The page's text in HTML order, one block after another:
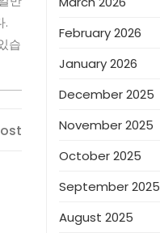
.
습
February 2026
January 2026
December 2025
November 2025
October 2025
September 2025
August 2025